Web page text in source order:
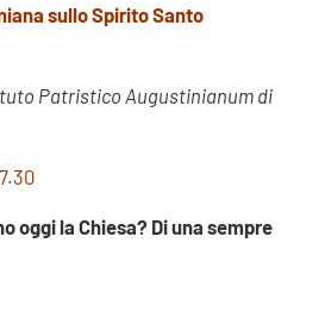
sullo Spirito Santo
Patristico Augustinianum di
oggi la Chiesa? Di una sempre